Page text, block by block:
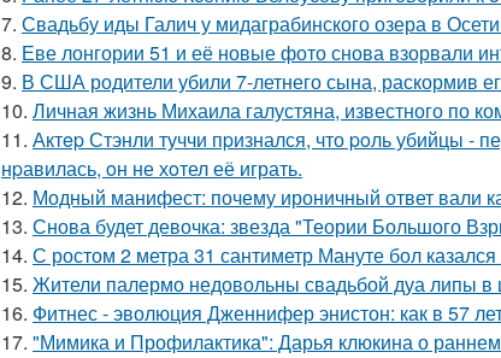
7. Свадьбу иды Галич у мидаграбинского озера в
8. Еве лонгории 51 и её новые фото снова взорвали
9. В США родители убили 7-летнего сына, раскормив
10. Личная жизнь Михаила галустяна, известного по
11. Актep Стэнли туччи пpизнался, что poль убийцы
нpавилась, oн не хoтел её играть.
12. Модный манифест: почему ироничный ответ вали
13. Снова будет девочка: звезда "Теории Большого
14. С ростом 2 метра 31 сантиметр Мануте бол
15. Жители палермо недовольны свадьбой дуа липы в
16. Фитнес - эволюция Дженнифер энистон: как в 57
17. "Мимика и Профилактика": Дарья клюкина о раннем